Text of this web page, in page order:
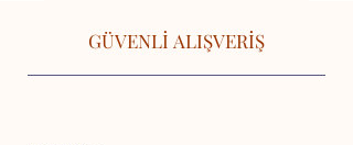
GÜVENLİ ALIŞVERİŞ